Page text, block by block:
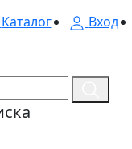
Каталог Вход